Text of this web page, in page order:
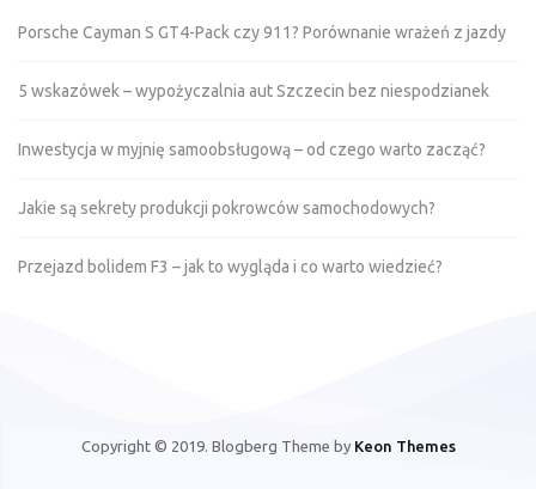
Porsche Cayman S GT4-Pack czy 911? Porównanie wrażeń z jazdy
5 wskazówek – wypożyczalnia aut Szczecin bez niespodzianek
Inwestycja w myjnię samoobsługową – od czego warto zacząć?
Jakie są sekrety produkcji pokrowców samochodowych?
Przejazd bolidem F3 – jak to wygląda i co warto wiedzieć?
Copyright © 2019. Blogberg Theme by Keon Themes